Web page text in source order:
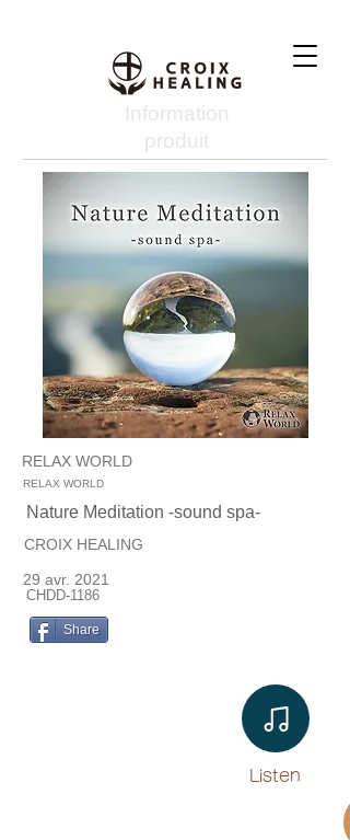
Information
produit
RELAX WORLD
RELAX WORLD
Nature Meditation -sound spa-
CROIX HEALING
29 avr. 2021
CHDD-1186
Share
Listen​